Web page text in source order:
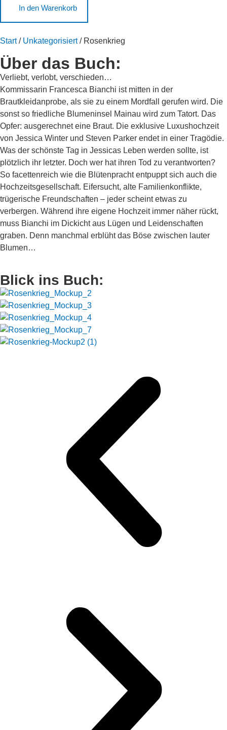
In den Warenkorb
Start/ Unkategorisiert/ Rosenkrieg
Über das Buch:
Verliebt, verlobt, verschieden…
Kommissarin Francesca Bianchi ist mitten in der
Brautkleidanprobe, als sie zu einem Mordfall gerufen wird. Die
sonst so friedliche Blumeninsel Mainau wird zum Tatort. Das
Opfer: ausgerechnet eine Braut. Die exklusive Luxushochzeit
von Jessica Winter und Steven Parker endet in einer Tragödie.
Was der schönste Tag in Jessicas Leben werden sollte, ist
plötzlich ihr letzter. Doch wer hat ihren Tod zu verantworten?
So facettenreich wie die Blütenpracht entpuppt sich auch die
Hochzeitsgesellschaft. Eifersucht, alte Familienkonflikte,
trügerische Freundschaften – jeder scheint etwas zu
verbergen. Während ihre eigene Hochzeit immer näher rückt,
muss Bianchi im Dickicht aus Lügen und Leidenschaften
graben. Denn manchmal erblüht das Böse zwischen lauter
Blumen…
Blick ins Buch: